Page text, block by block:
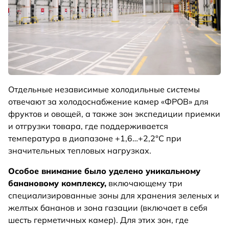
Отдельные независимые холодильные системы
отвечают за холодоснабжение камер «ФРОВ» для
фруктов и овощей, а также зон экспедиции приемки
и отгрузки товара, где поддерживается
температура в диапазоне +1,6…+2,2°С при
значительных тепловых нагрузках.
Особое внимание было уделено уникальному
банановому комплексу, включающему три
специализированные зоны для хранения зеленых и
желтых бананов и зона газации (включает в себя
шесть герметичных камер). Для этих зон, где